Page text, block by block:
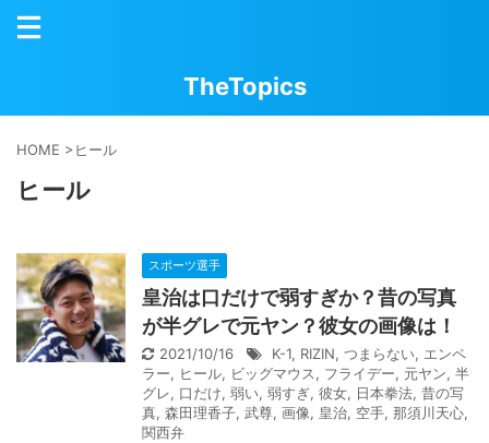
TheTopics
HOME >ヒール
ヒール
スポーツ選手
皇治は口だけで弱すぎか？昔の写真
が半グレで元ヤン？彼女の画像は！
2021/10/16 K-1, RIZIN, つまらない, エンペ
ラー, ヒール, ビッグマウス, フライデー, 元ヤン, 半
グレ, 口だけ, 弱い, 弱すぎ, 彼女, 日本拳法, 昔の写
真, 森田理香子, 武尊, 画像, 皇治, 空手, 那須川天心,
関西弁